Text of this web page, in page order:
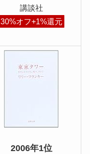
講談社
30%オフ+1%還元
2006年1位